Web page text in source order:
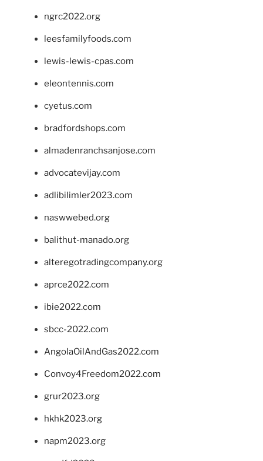
ngrc2022.org
leesfamilyfoods.com
lewis-lewis-cpas.com
eleontennis.com
cyetus.com
bradfordshops.com
almadenranchsanjose.com
advocatevijay.com
adlibilimler2023.com
naswwebed.org
balithut-manado.org
alteregotradingcompany.org
aprce2022.com
ibie2022.com
sbcc-2022.com
AngolaOilAndGas2022.com
Convoy4Freedom2022.com
grur2023.org
hkhk2023.org
napm2023.org